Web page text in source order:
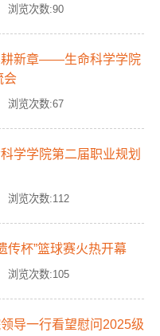
览次数:90
耕新章——生命科学学院
会
览次数:67
学学院第二届职业规划
览次数:112
传杯”篮球赛火热开幕
览次数:105
导一行看望慰问2025级